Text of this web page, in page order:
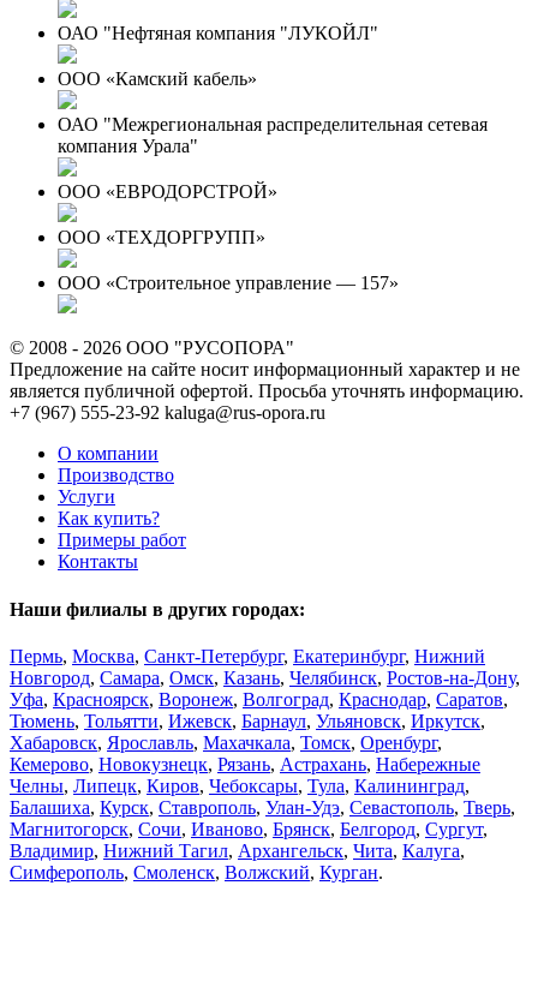
ОАО "Нефтяная компания "ЛУКОЙЛ"
ООО «Камский кабель»
ОАО "Межрегиональная распределительная сетевая
компания Урала"
ООО «ЕВРОДОРСТРОЙ»
ООО «ТЕХДОРГРУПП»
ООО «Строительное управление — 157»
© 2008 - 2026 ООО "РУСОПОРА"
Предложение на сайте носит информационный характер и не
является публичной офертой. Просьба уточнять информацию.
+7 (967) 555-23-92 kaluga@rus-opora.ru
О компании
Производство
Услуги
Как купить?
Примеры работ
Контакты
Наши филиалы в других городах:
Пермь, Москва, Санкт-Петербург, Екатеринбург, Нижний
Новгород, Самара, Омск, Казань, Челябинск, Ростов-на-Дону,
Уфа, Красноярск, Воронеж, Волгоград, Краснодар, Саратов,
Тюмень, Тольятти, Ижевск, Барнаул, Ульяновск, Иркутск,
Хабаровск, Ярославль, Махачкала, Томск, Оренбург,
Кемерово, Новокузнецк, Рязань, Астрахань, Набережные
Челны, Липецк, Киров, Чебоксары, Тула, Калининград,
Балашиха, Курск, Ставрополь, Улан-Удэ, Севастополь, Тверь,
Магнитогорск, Сочи, Иваново, Брянск, Белгород, Сургут,
Владимир, Нижний Тагил, Архангельск, Чита, Калуга,
Симферополь, Смоленск, Волжский, Курган.